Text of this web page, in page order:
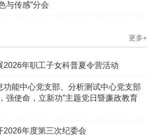
与传感”分会
更多+
2026年职工子女科普夏令营活动
功能中心党支部、分析测试中心党支部
强使命，立新功”主题党日暨廉政教育
2026年度第三次纪委会